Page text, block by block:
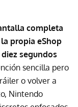
completa
propia eShop
segundos
sencilla pero
o volver a
Nintendo